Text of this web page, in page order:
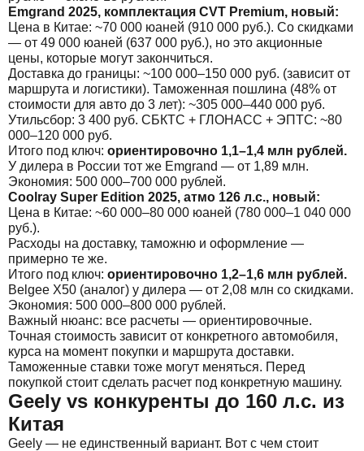
Emgrand 2025, комплектация CVT Premium, новый:
Цена в Китае: ~70 000 юаней (910 000 руб.). Со скидками
— от 49 000 юаней (637 000 руб.), но это акционные
цены, которые могут закончиться.
Доставка до границы: ~100 000–150 000 руб. (зависит от
маршрута и логистики). Таможенная пошлина (48% от
стоимости для авто до 3 лет): ~305 000–440 000 руб.
Утильсбор: 3 400 руб. СБКТС + ГЛОНАСС + ЭПТС: ~80
000–120 000 руб.
Итого под ключ: ориентировочно 1,1–1,4 млн рублей.
У дилера в России тот же Emgrand — от 1,89 млн.
Экономия: 500 000–700 000 рублей.
Coolray Super Edition 2025, атмо 126 л.с., новый:
Цена в Китае: ~60 000–80 000 юаней (780 000–1 040 000
руб.).
Расходы на доставку, таможню и оформление —
примерно те же.
Итого под ключ: ориентировочно 1,2–1,6 млн рублей.
Belgee X50 (аналог) у дилера — от 2,08 млн со скидками.
Экономия: 500 000–800 000 рублей.
Важный нюанс: все расчеты — ориентировочные.
Точная стоимость зависит от конкретного автомобиля,
курса на момент покупки и маршрута доставки.
Таможенные ставки тоже могут меняться. Перед
покупкой стоит сделать расчет под конкретную машину.
Geely vs конкуренты до 160 л.с. из
Китая
Geely — не единственный вариант. Вот с чем стоит